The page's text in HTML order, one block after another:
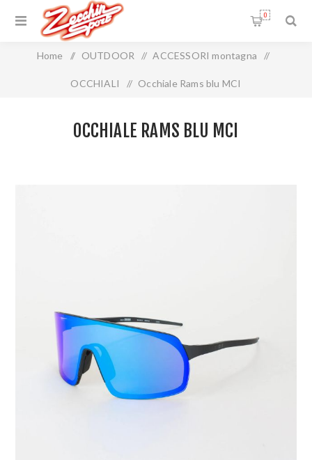
0
Home / OUTDOOR / ACCESSORI montagna /
OCCHIALI / Occhiale Rams blu MCI
OCCHIALE RAMS BLU MCI